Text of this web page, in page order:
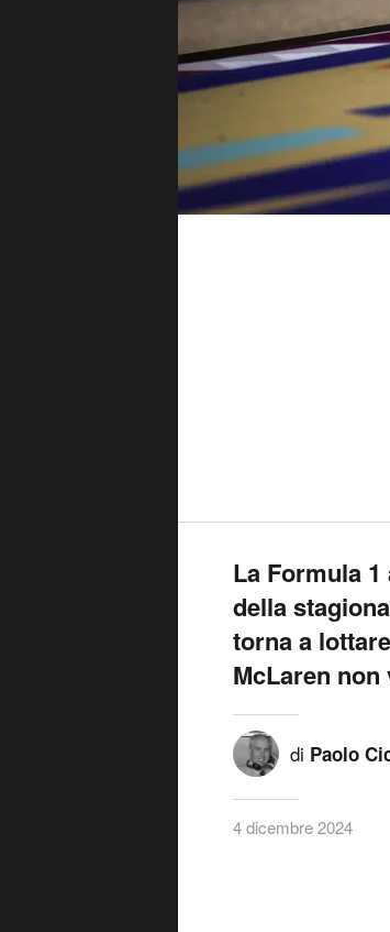
La Formula
della
torna a
McLaren
di Paolo
4 dicembre 2024